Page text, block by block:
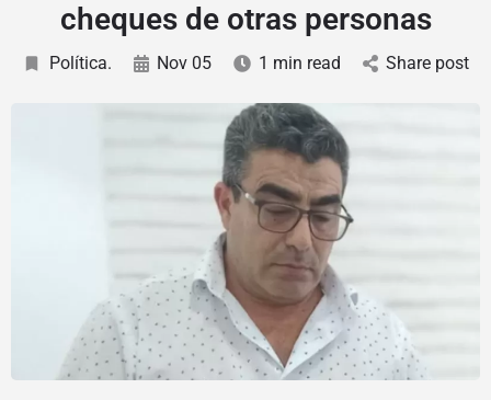
cheques de otras personas
Política. Nov 05 1 min read Share post